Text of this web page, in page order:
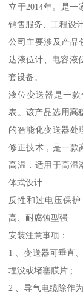
立于2014年。是
销售服务、工程设
公司主要涉及产品
达液位计、电容液
套设备。
液位变送器是一
表。该产品选用高
的智能化变送器处
修正技术，是一款
高温，适用于高温
体式设计
反性和过电压保
高、耐腐蚀型强
安装注意事项：
1 、变送器可垂直
埋没或堵塞膜片 ;
2 、导气电缆除作